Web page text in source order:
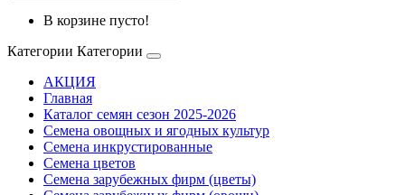
В корзине пусто!
Категории Категории
АКЦИЯ
Главная
Каталог семян сезон 2025-2026
Семена овощных и ягодных культур
Семена инкрустированные
Семена цветов
Семена зарубежных фирм (цветы)